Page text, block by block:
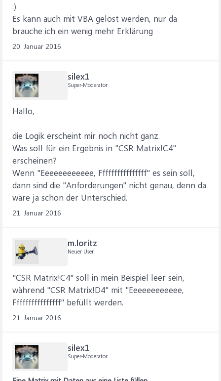
:)
Es kann auch mit VBA gelöst werden, nur da
brauche ich ein wenig mehr Erklärung
20. Januar 2016
silex1
Super-Moderator
Hallo,
die Logik erscheint mir noch nicht ganz.
Was soll für ein Ergebnis in "CSR Matrix!C4"
erscheinen?
Wenn "Eeeeeeeeeeee, Ffffffffffffffff" es sein soll,
dann sind die "Anforderungen" nicht genau, denn da
wäre ja schon der Unterschied.
21. Januar 2016
m.loritz
Neuer User
"CSR Matrix!C4" soll in mein Beispiel leer sein,
während "CSR Matrix!D4" mit "Eeeeeeeeeeee,
Ffffffffffffffff" befüllt werden.
21. Januar 2016
silex1
Super-Moderator